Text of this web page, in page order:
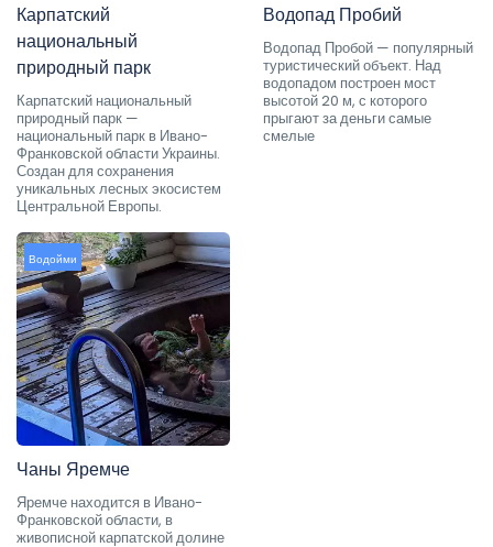
Карпатский
национальный
природный парк
Карпатский национальный
природный парк —
национальный парк в Ивано-
Франковской области Украины.
Создан для сохранения
уникальных лесных экосистем
Центральной Европы.
Водопад Пробий
Водопад Пробой — популярный
туристический объект. Над
водопадом построен мост
высотой 20 м, с которого
прыгают за деньги самые
смелые
Водойми
Чаны Яремче
Яремче находится в Ивано-
Франковской области, в
живописной карпатской долине